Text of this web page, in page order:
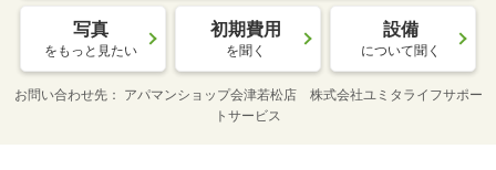
写真
をもっと見たい
初期費用
を聞く
設備
について聞く
お問い合わせ先
アパマンショップ会津若松店 株式会社ユミタライフサポー
トサービス